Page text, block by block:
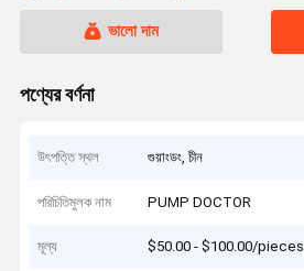
ভালো দাম
পণ্যের বর্ণনা
উৎপত্তি স্থল গুয়াংডং, চীন
পরিচিতিমুলক নাম PUMP DOCTOR
মূল্য $50.00 - $100.00/pieces